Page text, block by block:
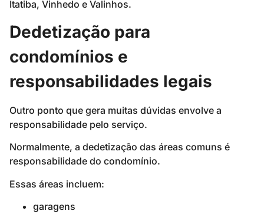
Itatiba, Vinhedo e Valinhos.
Dedetização para
condomínios e
responsabilidades legais
Outro ponto que gera muitas dúvidas envolve a
responsabilidade pelo serviço.
Normalmente, a dedetização das áreas comuns é
responsabilidade do condomínio.
Essas áreas incluem:
garagens